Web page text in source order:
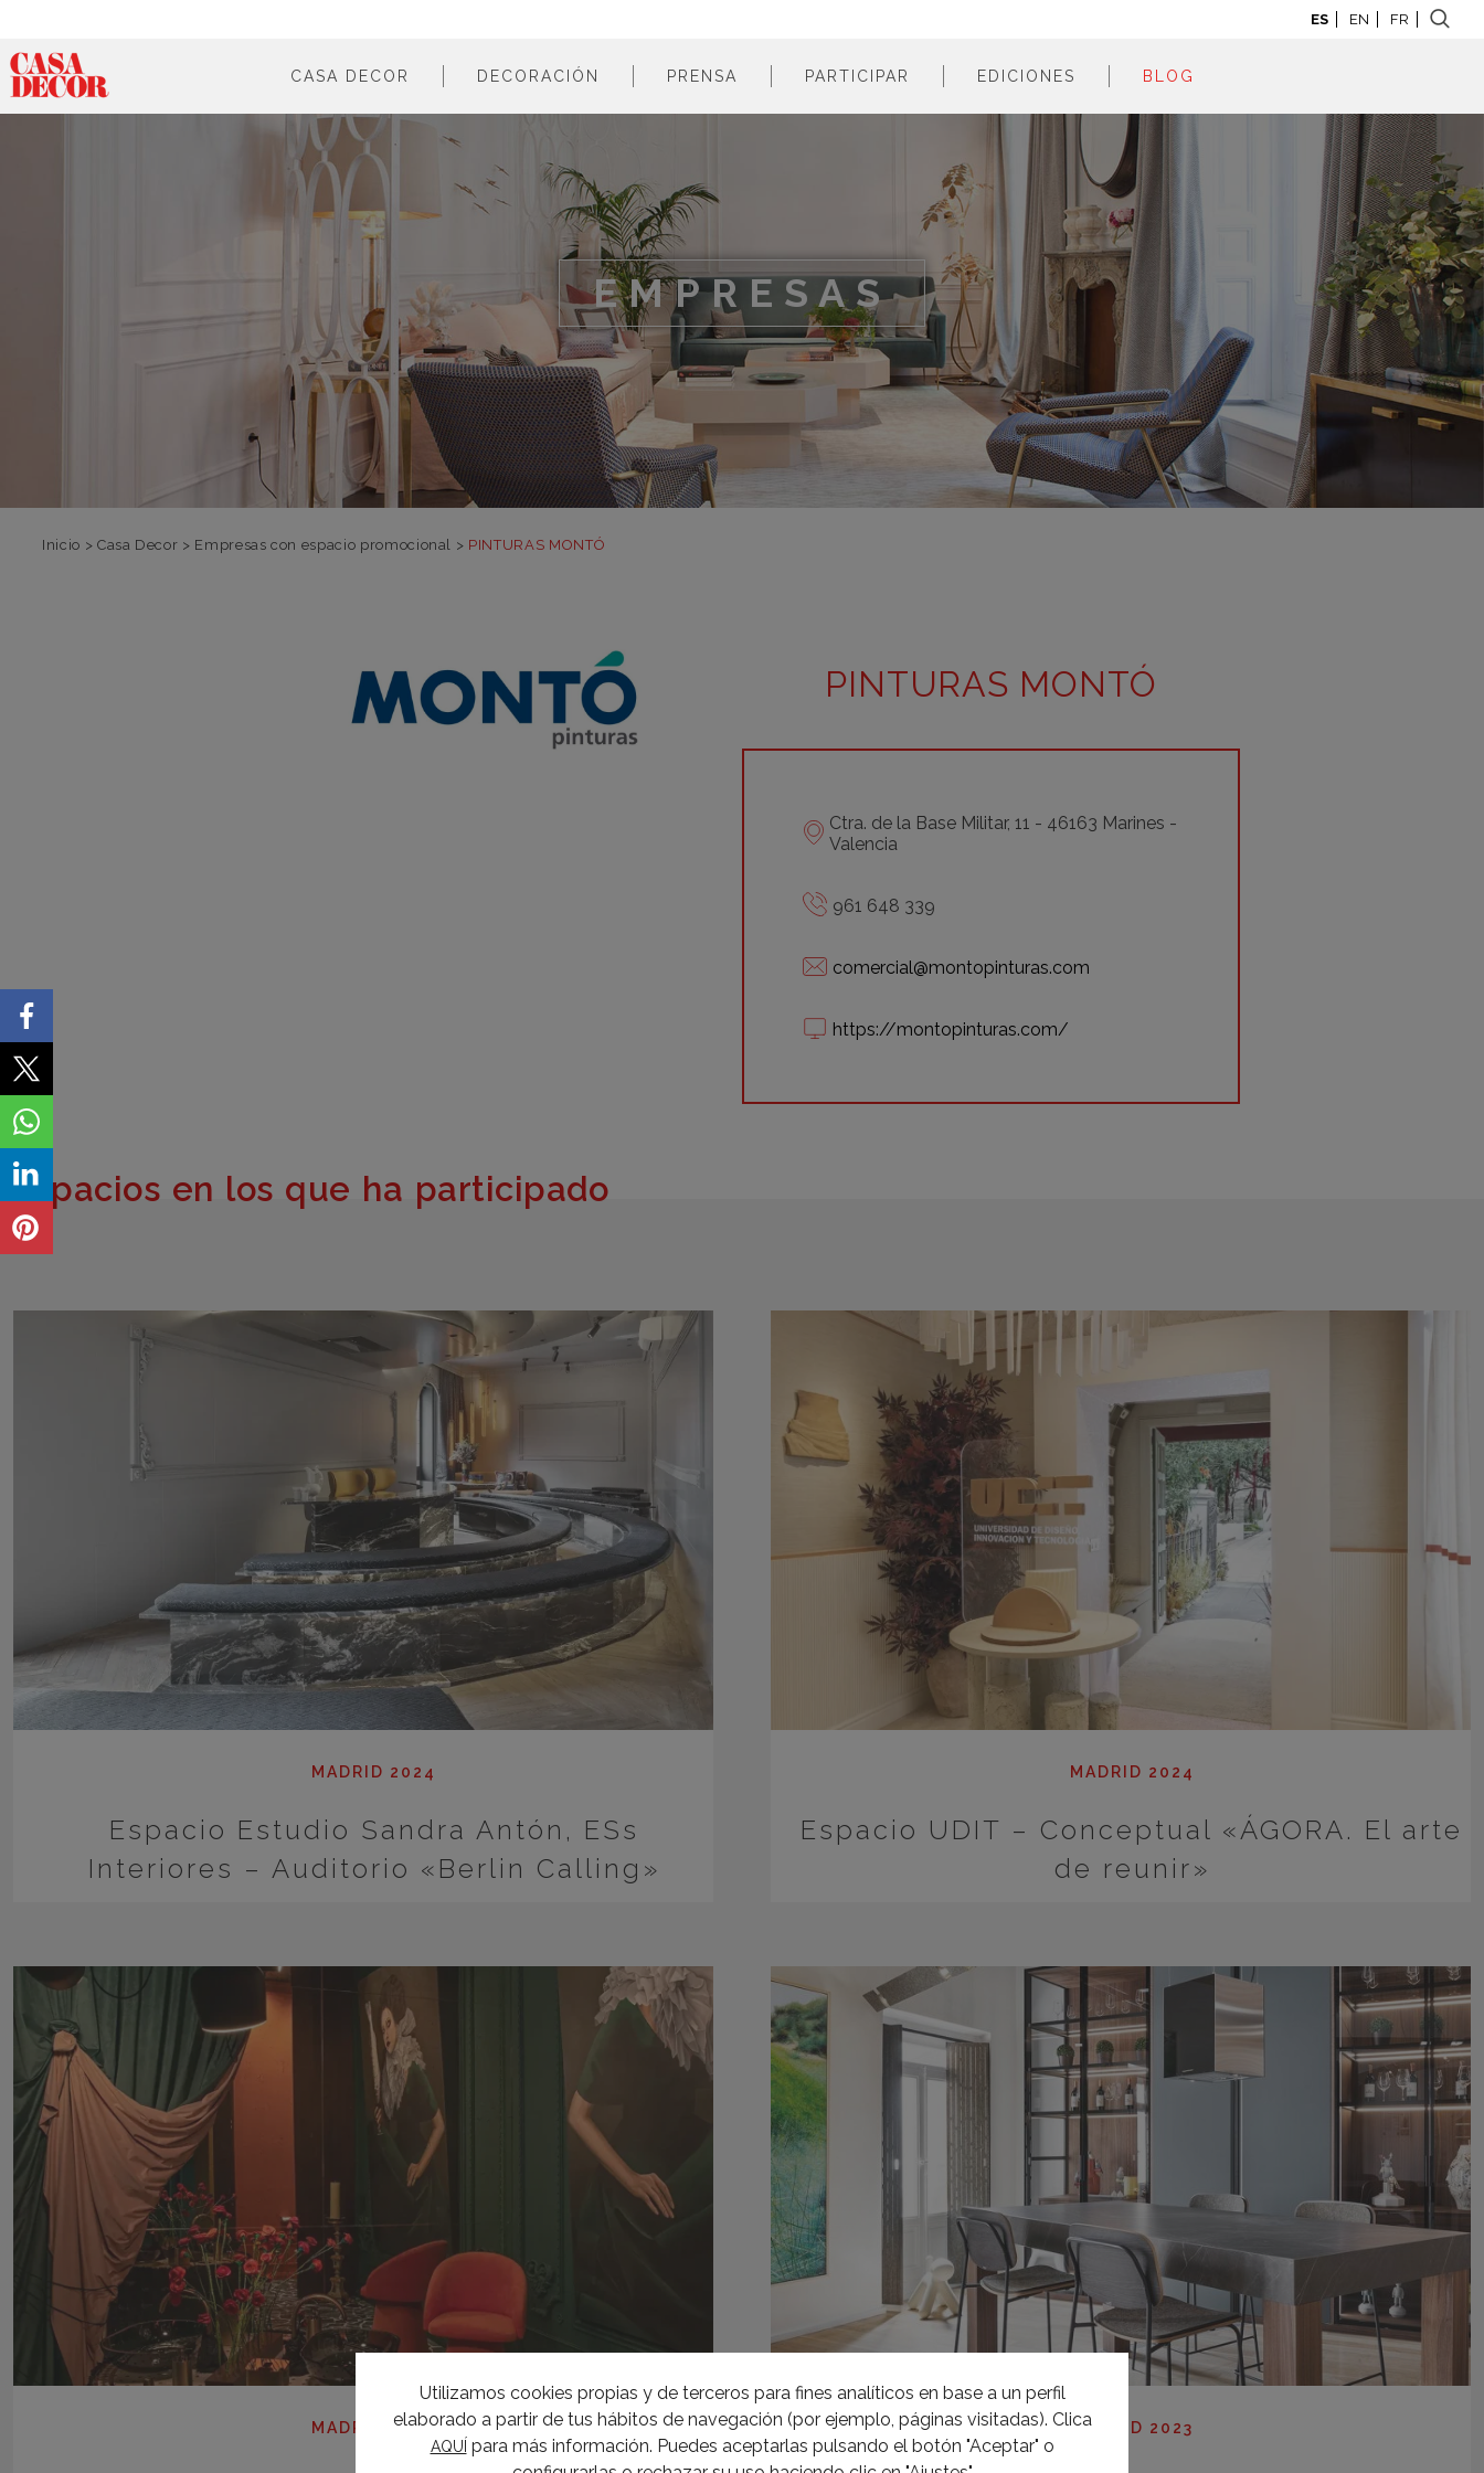
ES EN FR
CASA DECOR
¿qué es?
en cifras
cómo participar
en los medios
DECORACIÓN
colores
estilos
materiales
PRENSA PARTICIPAR EDICIONES
madrid 2025
madrid 2024
madrid 2023
madrid 2022
madrid 2021
madrid 2020
madrid 2019
madrid 2018
madrid 2017
madrid 2016
barcelona 2012
BLOG
EMPRESAS
Inicio > Casa Decor > Empresas con espacio promocional > PINTURAS MONTÓ
PINTURAS MONTÓ
Ctra. de la Base Militar, 11 - 46163 Marines -
Valencia
961 648 339
comercial@montopinturas.com
https://montopinturas.com/
Espacios en los que ha participado
MADRID 2024
Espacio Estudio Sandra Antón, ESs
Interiores – Auditorio «Berlin Calling»
MADRID 2024
Espacio UDIT – Conceptual «ÁGORA. El arte
de reunir»
MADRID 2024 MADRID 2023
Utilizamos cookies propias y de terceros para fines analíticos en base a un perfil
elaborado a partir de tus hábitos de navegación (por ejemplo, páginas visitadas). Clica
AQUÍ para más información. Puedes aceptarlas pulsando el botón "Aceptar" o